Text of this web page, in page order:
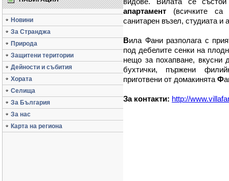
Новини
За Странджа
Природа
Защитени територии
Дейности и събития
Хората
Селища
За България
За нас
Карта на региона
апартамент (всичките са
санитарен възел, студиата и
Вила Фани разполага с
под дебелите сенки на
нещо за похапване, вкусни
бухтички, пържени
приготвени от домакинята Ф
За контакти: http://